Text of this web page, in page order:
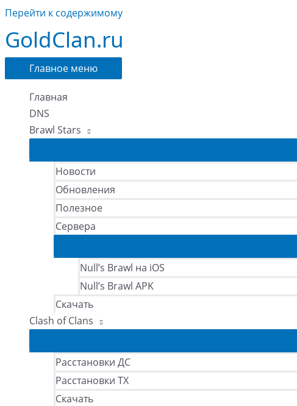
Перейти к содержимому
GoldClan.ru
Главное меню
Главная
DNS
Brawl Stars
Новости
Обновления
Полезное
Сервера
Null’s Brawl на iOS
Null’s Brawl APK
Скачать
Clash of Clans
Расстановки ДС
Расстановки ТХ
Скачать